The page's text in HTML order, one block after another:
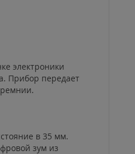
электроники
Прибор передает
в 35 мм.
зум из